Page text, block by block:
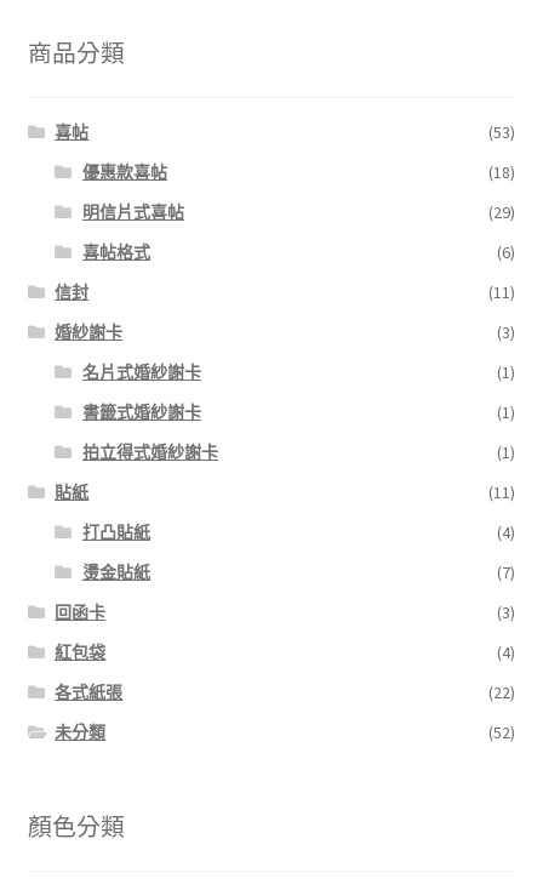
商品分類
喜帖
(53)
優惠款喜帖
(18)
明信片式喜帖
(29)
喜帖格式
(6)
信封
(11)
婚紗謝卡
(3)
名片式婚紗謝卡
(1)
書籤式婚紗謝卡
(1)
拍立得式婚紗謝卡
(1)
貼紙
(11)
打凸貼紙
(4)
燙金貼紙
(7)
回函卡
(3)
紅包袋
(4)
各式紙張
(22)
未分類
(52)
顏色分類